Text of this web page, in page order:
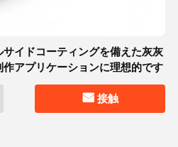
イドコーティングを備えた灰灰
アプリケーションに理想的です
接触